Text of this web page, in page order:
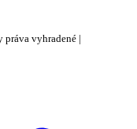
práva vyhradené |